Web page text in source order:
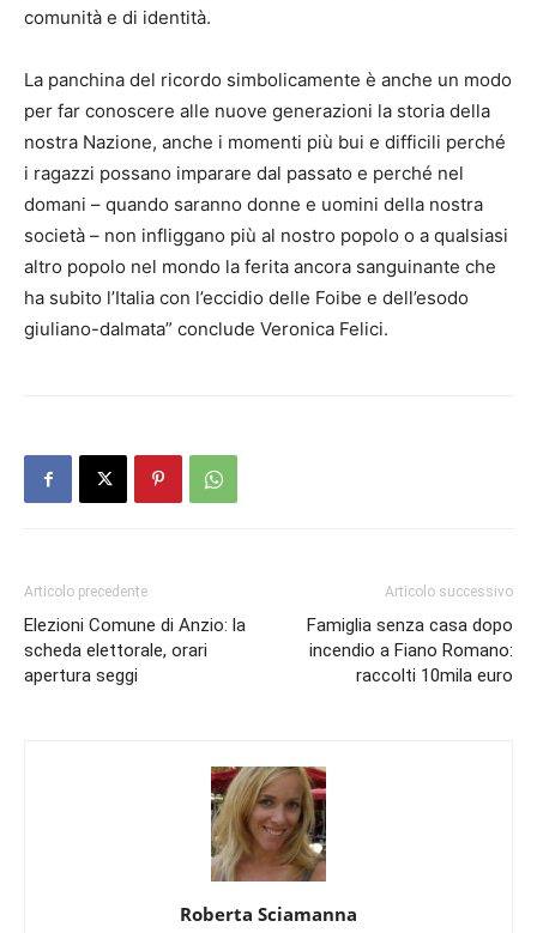
comunità e di identità.
La panchina del ricordo simbolicamente è anche un modo
per far conoscere alle nuove generazioni la storia della
nostra Nazione, anche i momenti più bui e difficili perché
i ragazzi possano imparare dal passato e perché nel
domani – quando saranno donne e uomini della nostra
società – non infliggano più al nostro popolo o a qualsiasi
altro popolo nel mondo la ferita ancora sanguinante che
ha subito l’Italia con l’eccidio delle Foibe e dell’esodo
giuliano-dalmata” conclude Veronica Felici.
Articolo precedente
Elezioni Comune di Anzio: la
scheda elettorale, orari
apertura seggi
Articolo successivo
Famiglia senza casa dopo
incendio a Fiano Romano:
raccolti 10mila euro
Roberta Sciamanna